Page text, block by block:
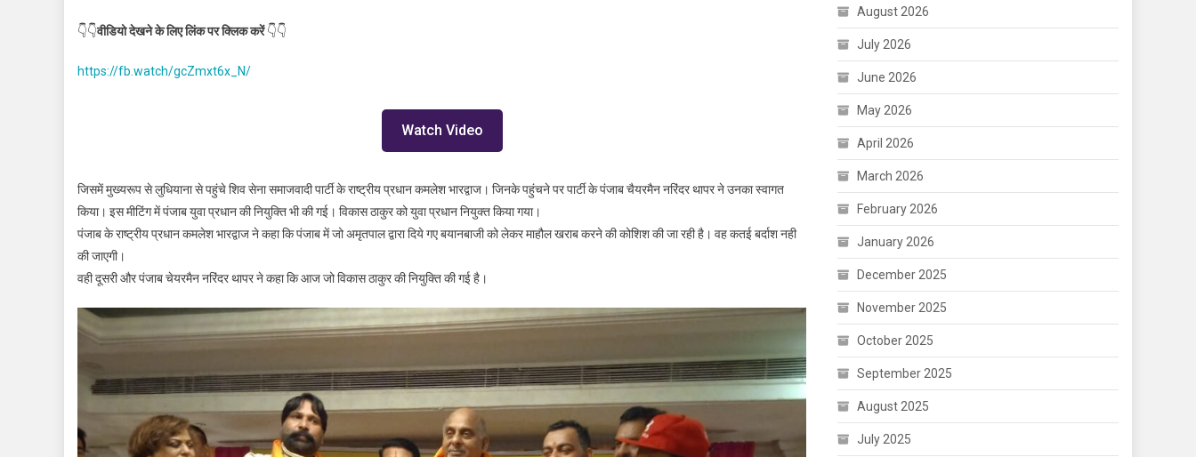
👇👇वीडियो देखने के लिए लिंक पर क्लिक करें👇👇
https://fb.watch/gcZmxt6x_N/
Watch Video
जिसमें मुख्यरूप से लुधियाना से पहुंचे शिव सेना समाजवादी पार्टी के राष्ट्रीय प्रधान कमलेश भारद्वाज। जिनके पहुंचने पर पार्टी के पंजाब चैयरमैन नरिंदर थापर ने उनका स्वागत
किया। इस मीटिंग में पंजाब युवा प्रधान की नियुक्ति भी की गई। विकास ठाकुर को युवा प्रधान नियुक्त किया गया।
पंजाब के राष्ट्रीय प्रधान कमलेश भारद्वाज ने कहा कि पंजाब में जो अमृतपाल द्वारा दिये गए बयानबाजी को लेकर माहौल खराब करने की कोशिश की जा रही है। वह कतई बर्दाश नही
की जाएगी।
वही दूसरी और पंजाब चेयरमैन नरिंदर थापर ने कहा कि आज जो विकास ठाकुर की नियुक्ति की गई है।
August 2026
July 2026
June 2026
May 2026
April 2026
March 2026
February 2026
January 2026
December 2025
November 2025
October 2025
September 2025
August 2025
July 2025